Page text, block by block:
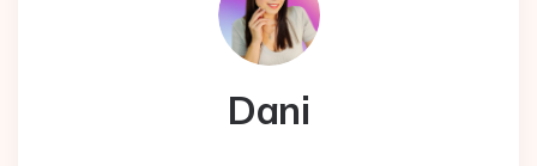
Dani